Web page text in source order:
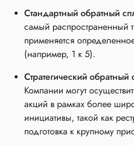
Стандартный обратный
самый распространенный
применяется
(например, 1 к 5).
Стратегический обратный
Компании могут
акций в рамках более
инициативы, такой как
подготовка к крупному